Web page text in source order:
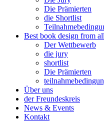
Die Prämierten
die Shortlist
Best book design from
Der Wettbewerb
die jury
shortlist
Die Prämierten
Über uns
der Freundeskreis
News & Events
Kontakt